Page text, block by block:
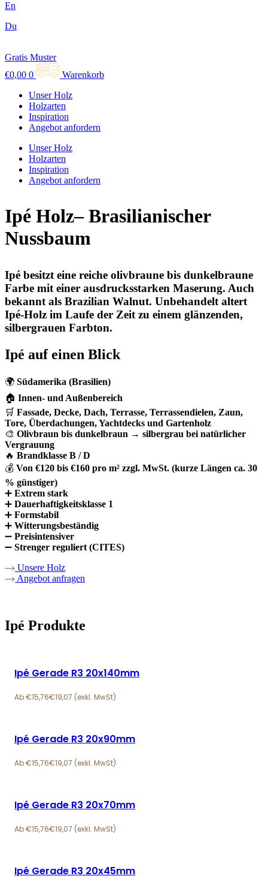
En
Du
Gratis Muster
€0,00 0
Warenkorb
Unser Holz
Holzarten
Inspiration
Angebot anfordern
Unser Holz
Holzarten
Inspiration
Angebot anfordern
Ipé Holz– Brasilianischer
Nussbaum
Ipé besitzt eine reiche olivbraune bis dunkelbraune
Farbe mit einer ausdrucksstarken Maserung. Auch
bekannt als Brazilian Walnut. Unbehandelt altert
Ipé-Holz im Laufe der Zeit zu einem glänzenden,
silbergrauen Farbton.
Ipé auf einen Blick
🌍 Südamerika (Brasilien)
🏠 Innen- und Außenbereich
🛒 Fassade, Decke, Dach, Terrasse, Terrassendielen, Zaun,
Tore, Überdachungen, Yachtdecks und Gartenholz
🎨 Olivbraun bis dunkelbraun → silbergrau bei natürlicher
Vergrauung
🔥 Brandklasse B / D
💰 Von €120 bis €160 pro m² zzgl. MwSt. (kurze Längen ca. 30
% günstiger)
➕ Extrem stark
➕ Dauerhaftigkeitsklasse 1
➕ Formstabil
➕ Witterungsbeständig
➖ Preisintensiver
➖ Strenger reguliert (CITES)
Unsere Holz
Angebot anfragen
Ipé Produkte
Ipé Gerade R3 20x140mm
€15,76€19,07
Ipé Gerade R3 20x90mm
€15,76€19,07
Ipé Gerade R3 20x70mm
€15,76€19,07
Ipé Gerade R3 20x45mm